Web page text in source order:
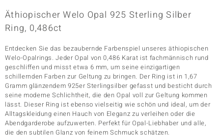
Classics
Äthiopischer Welo Opal 925 Sterling Silber
Ring, 0,486ct
Entdecken Sie das bezaubernde Farbenspiel unseres äthiopischen
Welo-Opalrings. Jeder Opal von 0,486 Karat ist fachmännisch rund
geschliffen und misst etwa 6 mm, um seine einzigartigen
schillernden Farben zur Geltung zu bringen. Der Ring ist in 1,67
Gramm glänzendem 925er Sterlingsilber gefasst und besticht durch
seine moderne Schlichtheit, die den Opal voll zur Geltung kommen
lässt. Dieser Ring ist ebenso vielseitig wie schön und ideal, um der
Alltagskleidung einen Hauch von Eleganz zu verleihen oder die
Abendgarderobe aufzuwerten. Perfekt für Opal-Liebhaber und alle,
die den subtilen Glanz von feinem Schmuck schätzen.